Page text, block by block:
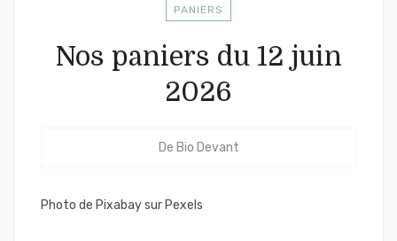
PANIERS
Nos paniers du 12 juin
2026
De Bio Devant
Photo de Pixabay sur Pexels